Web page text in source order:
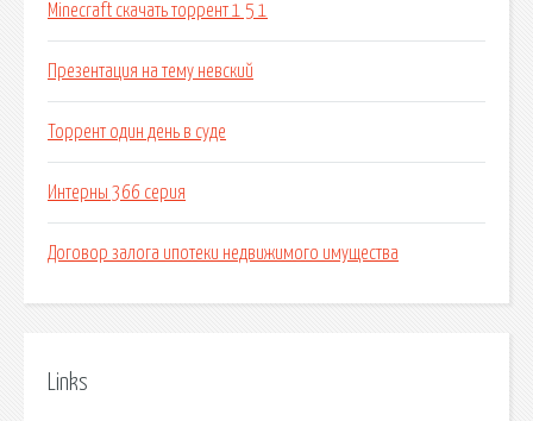
Minecraft скачать торрент 1 5 1
Презентация на тему невский
Торрент один день в суде
Интерны 366 серия
Договор залога ипотеки недвижимого имущества
Links